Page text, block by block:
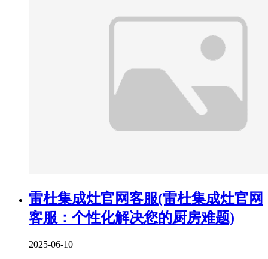
雷杜集成灶官网客服(雷杜集成灶官网
客服：个性化解决您的厨房难题)
2025-06-10